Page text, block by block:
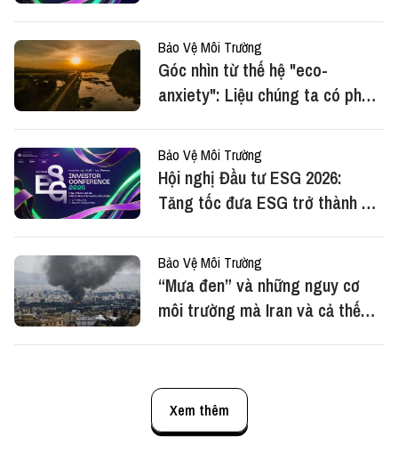
đầu tư ESG?
Bảo Vệ Môi Trường
Góc nhìn từ thế hệ "eco-
anxiety": Liệu chúng ta có phải
màu xanh của rừng?
Bảo Vệ Môi Trường
Hội nghị Đầu tư ESG 2026:
Tăng tốc đưa ESG trở thành cơ
trưởng mới của Việt Nam
Bảo Vệ Môi Trường
“Mưa đen” và những nguy cơ
môi trường mà Iran và cả thế
Xem thêm